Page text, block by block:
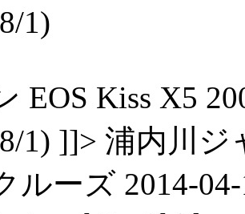
1)
EOS Kiss X5
1) ]]> 浦内川
ルーズ 2014-